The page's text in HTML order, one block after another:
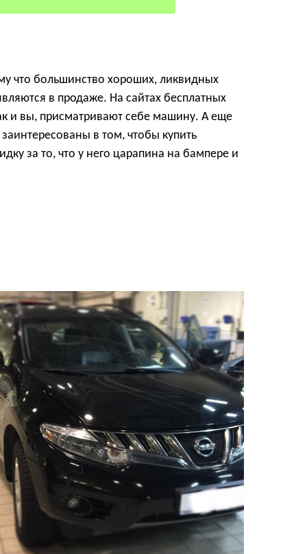
что большинство хороших, ликвидных
в продаже. На сайтах бесплатных
и вы, присматривают себе машину. А еще
в том, чтобы купить
за то, что у него царапина на бампере и